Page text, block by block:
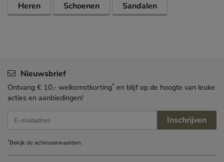
Heren Schoenen Sandalen
Nieuwsbrief
Ontvang € 10,- welkomstkorting* en blijf op de hoogte van leuke
acties en aanbiedingen!
E-mailadres Inschrijven
*Bekijk deactievoorwaarden.